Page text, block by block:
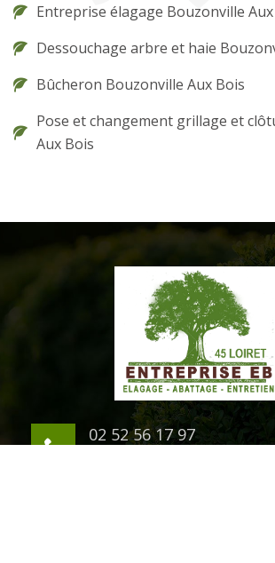
Entreprise élagage Bouzonville
Dessouchage arbre et haie
Bûcheron Bouzonville Aux Bois
Pose et changement grillage et
Aux Bois
02 52 56 17 97